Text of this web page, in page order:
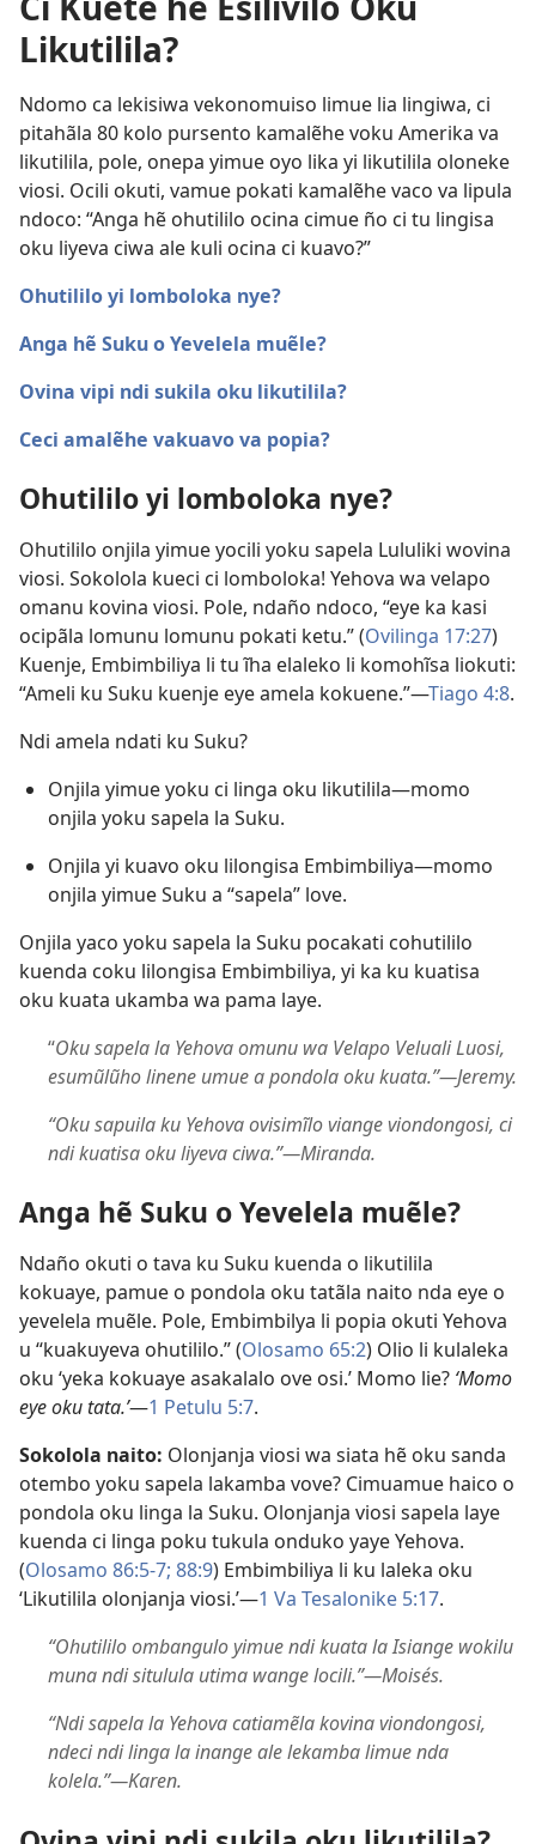
Likutilila?
Ndomo ca lekisiwa vekonomuiso limue lia lingiwa, ci
pitahãla 80 kolo pursento kamalẽhe voku Amerika va
likutilila, pole, onepa yimue oyo lika yi likutilila oloneke
viosi. Ocili okuti, vamue pokati kamalẽhe vaco va lipula
ndoco: “Anga hẽ ohutililo ocina cimue ño ci tu lingisa
oku liyeva ciwa ale kuli ocina ci kuavo?”
Ohutililo yi lomboloka nye?
Anga hẽ Suku o Yevelela muẽle?
Ovina vipi ndi sukila oku likutilila?
Ceci amalẽhe vakuavo va popia?
Ohutililo yi lomboloka nye?
Ohutililo onjila yimue yocili yoku sapela Lululiki wovina
viosi. Sokolola kueci ci lomboloka! Yehova wa velapo
omanu kovina viosi. Pole, ndaño ndoco, “eye ka kasi
ocipãla lomunu lomunu pokati ketu.” (Ovilinga 17:27)
Kuenje, Embimbiliya li tu ĩha elaleko li komohĩsa liokuti:
“Ameli ku Suku kuenje eye amela kokuene.”—Tiago 4:8.
Ndi amela ndati ku Suku?
Onjila yimue yoku ci linga oku likutilila—momo
onjila yoku sapela la Suku.
Onjila yi kuavo oku lilongisa Embimbiliya—momo
onjila yimue Suku a “sapela” love.
Onjila yaco yoku sapela la Suku pocakati cohutililo
kuenda coku lilongisa Embimbiliya, yi ka ku kuatisa
oku kuata ukamba wa pama laye.
“Oku sapela la Yehova omunu wa Velapo Veluali Luosi,
esumũlũho linene umue a pondola oku kuata.”—Jeremy.
“Oku sapuila ku Yehova ovisimĩlo viange viondongosi, ci
ndi kuatisa oku liyeva ciwa.”—Miranda.
Anga hẽ Suku o Yevelela muẽle?
Ndaño okuti o tava ku Suku kuenda o likutilila
kokuaye, pamue o pondola oku tatãla naito nda eye o
yevelela muẽle. Pole, Embimbilya li popia okuti Yehova
u “kuakuyeva ohutililo.” (Olosamo 65:2) Olio li kulaleka
oku ‘yeka kokuaye asakalalo ove osi.’ Momo lie? ‘Momo
eye oku tata.’—1 Petulu 5:7.
Sokolola naito: Olonjanja viosi wa siata hẽ oku sanda
otembo yoku sapela lakamba vove? Cimuamue haico o
pondola oku linga la Suku. Olonjanja viosi sapela laye
kuenda ci linga poku tukula onduko yaye Yehova.
(Olosamo 86:5-7; 88:9) Embimbiliya li ku laleka oku
‘Likutilila olonjanja viosi.’—1 Va Tesalonike 5:17.
“Ohutililo ombangulo yimue ndi kuata la Isiange wokilu
muna ndi situlula utima wange locili.”—Moisés.
“Ndi sapela la Yehova catiamẽla kovina viondongosi,
ndeci ndi linga la inange ale lekamba limue nda
kolela.”—Karen.